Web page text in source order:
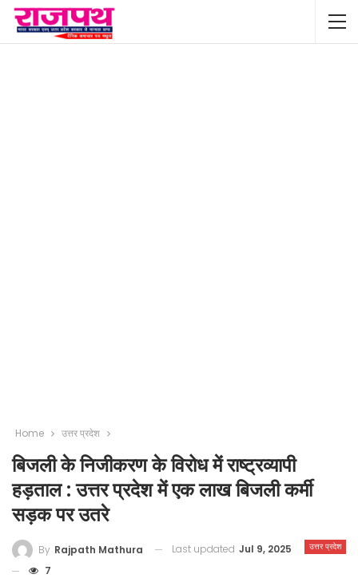
Home उत्तर प्रदेश
बिजली के निजीकरण के विरोध में राष्ट्रव्यापी
हड़ताल : उत्तर प्रदेश में एक लाख बिजली कर्मी
सड़क पर उतरे
उत्तर प्रदेश
By Rajpath Mathura Last updated Jul 9, 2025
7